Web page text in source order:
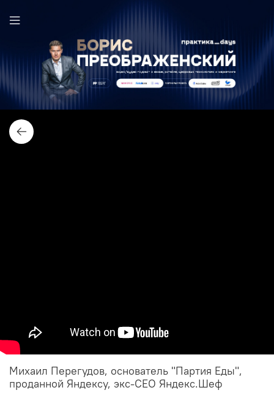
Михаил Перегудов, основатель "Партия Еды",
проданной Яндексу, экс-CEO Яндекс.Шеф